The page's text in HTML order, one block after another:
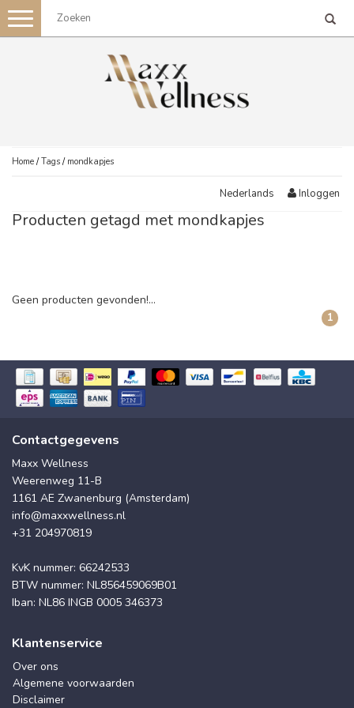
Toggle
navigation
Home /Tags / mondkapjes
Nederlands Inloggen
Producten getagd met mondkapjes
Geen producten gevonden!...
1
Contactgegevens
Maxx Wellness
Weerenweg 11-B
1161 AE Zwanenburg (Amsterdam)
info@maxxwellness.nl
+31 204970819
KvK nummer: 66242533
BTW nummer: NL856459069B01
Iban: NL86 INGB 0005 346373
Klantenservice
Over ons
Algemene voorwaarden
Disclaimer